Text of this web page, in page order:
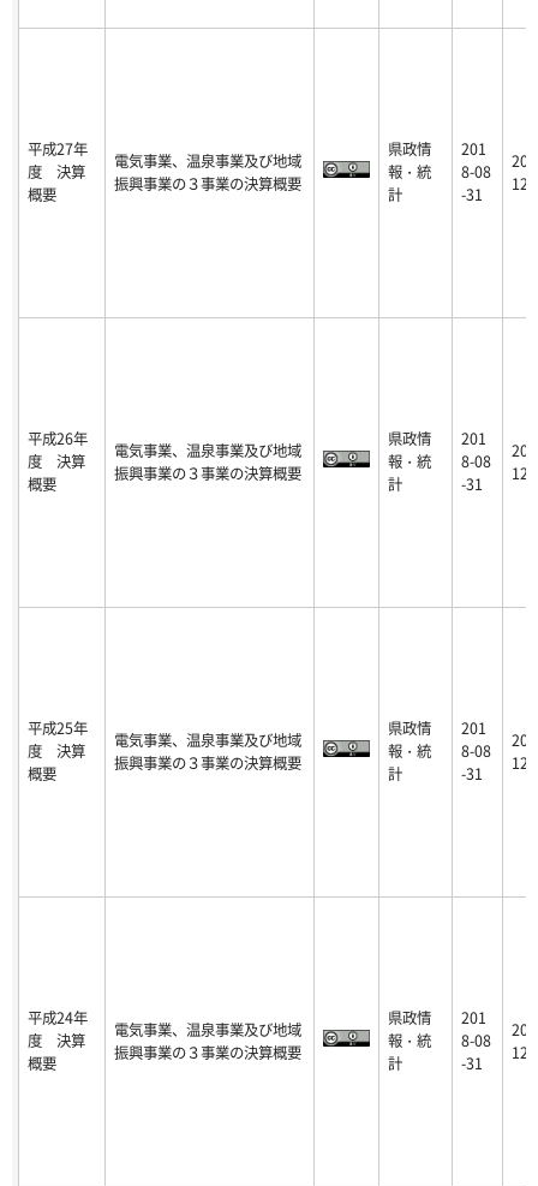
平成27年
度 決算
概要
電気事業、温泉事業及び地域
振興事業の３事業の決算概要
県政情
報・統
計
201
8-08
-31
12-
平成26年
度 決算
概要
電気事業、温泉事業及び地域
振興事業の３事業の決算概要
県政情
報・統
計
201
8-08
-31
12-
平成25年
度 決算
概要
電気事業、温泉事業及び地域
振興事業の３事業の決算概要
県政情
報・統
計
201
8-08
-31
12-
平成24年
度 決算
概要
電気事業、温泉事業及び地域
振興事業の３事業の決算概要
県政情
報・統
計
201
8-08
-31
12-